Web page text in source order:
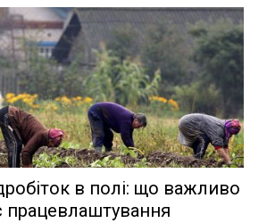
в полі: що важливо
працевлаштування